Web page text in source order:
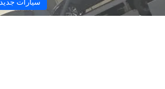
سيارات